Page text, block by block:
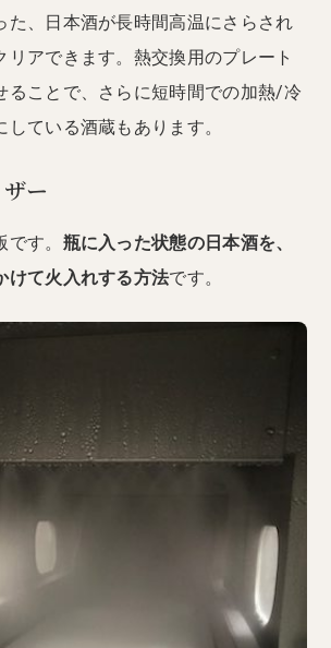
た、日本酒が長時間高温にさらされ
リアできます。熱交換用のプレート
ることで、さらに短時間での加熱/冷
ている酒蔵もあります。
ー
す。 瓶に入った状態の日本酒を、
けて火入れする方法です。